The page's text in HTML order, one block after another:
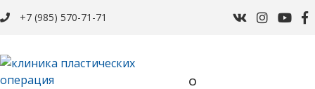
+7 (985) 570-71-71
О